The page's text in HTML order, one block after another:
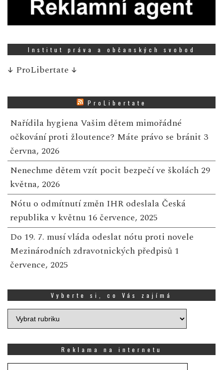
Institut práva a občanských svobod
↓ ProLibertate ↓
ProLibertate
Nařídila hygiena Vašim dětem mimořádné
očkování proti žloutence? Máte právo se bránit 3
června, 2026
Nenechme dětem vzít pocit bezpečí ve školách 29
května, 2026
Nótu o odmítnutí změn IHR odeslala Česká
republika v květnu 16 července, 2025
Do 19. 7. musí vláda odeslat nótu proti novele
Mezinárodních zdravotnických předpisů 1
července, 2025
Vyberte si, co Vás zajímá
Vyberte
si,
zajímá
Reklama na internetu